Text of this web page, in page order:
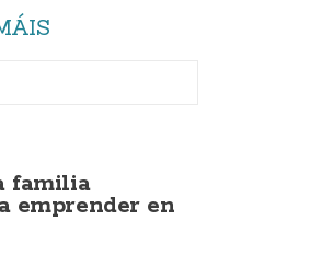
familia
emprender en